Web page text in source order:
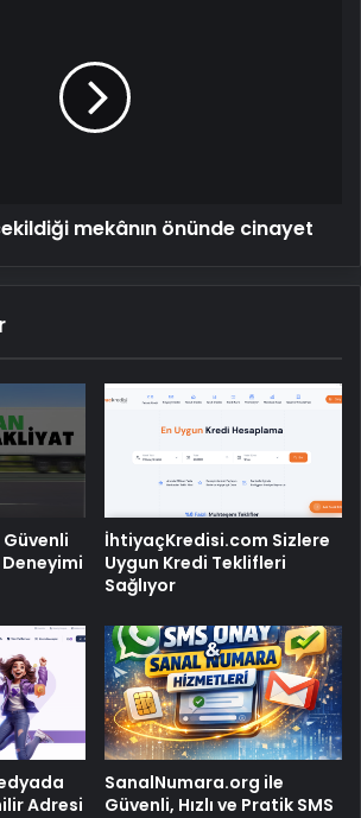
mekânın önünde cinayet
Deneyimi
İhtiyaçKredisi.com Sizlere
Uygun Kredi Teklifleri
Sağlıyor
Adresi
SanalNumara.org ile
Güvenli, Hızlı ve Pratik SMS